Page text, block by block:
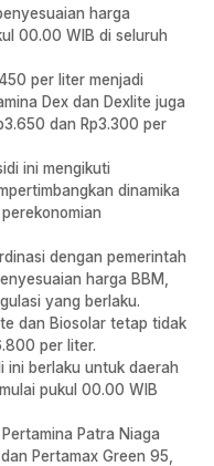
harga
00.00 WIB di seluruh
per liter menjadi
Dex dan Dexlite juga
dan Rp3.300 per
ini mengikuti
dinamika
dengan pemerintah
harga BBM,
yang berlaku.
dan Biosolar tetap tidak
per liter.
ini berlaku untuk daerah
pukul 00.00 WIB
Patra Niaga
Pertamax Green 95,